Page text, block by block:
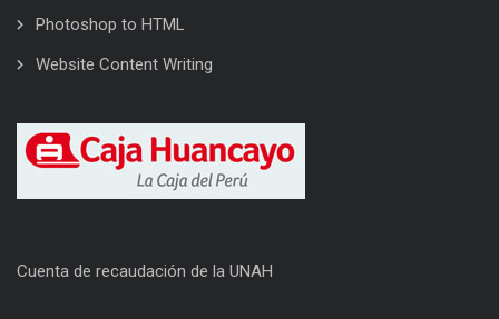
Photoshop to HTML
Website Content Writing
Cuenta de recaudación de la UNAH